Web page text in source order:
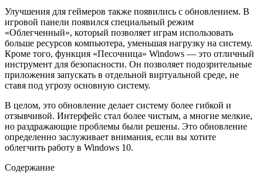
Улучшения для геймеров также появились с обновлением. В
игровой панели появился специальный режим
«Облегченный», который позволяет играм использовать
больше ресурсов компьютера, уменьшая нагрузку на систему.
Кроме того, функция «Песочница» Windows — это отличный
инструмент для безопасности. Он позволяет подозрительные
приложения запускать в отдельной виртуальной среде, не
ставя под угрозу основную систему.
В целом, это обновление делает систему более гибкой и
отзывчивой. Интерфейс стал более чистым, а многие мелкие,
но раздражающие проблемы были решены. Это обновление
определенно заслуживает внимания, если вы хотите
облегчить работу в Windows 10.
Содержание